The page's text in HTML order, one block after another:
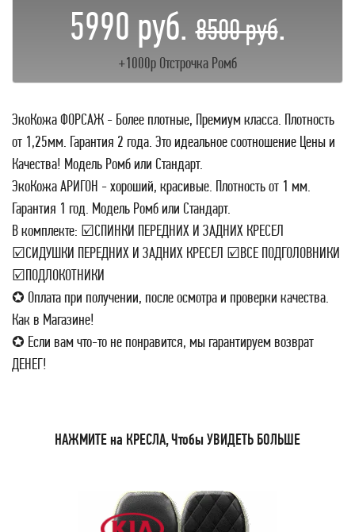
5990 руб.8500 руб.
+1000р Отстрочка Ромб
ЭкоКожа ФОРСАЖ - Более плотные, Премиум класса. Плотность
от 1,25мм. Гарантия 2 года. Это идеальное соотношение Цены и
Качества! Модель Ромб или Стандарт.
ЭкоКожа АРИГОН - хороший, красивые. Плотность от 1 мм.
Гарантия 1 год. Модель Ромб или Стандарт.
В комплекте: ☑СПИНКИ ПЕРЕДНИХ И ЗАДНИХ КРЕСЕЛ
☑СИДУШКИ ПЕРЕДНИХ И ЗАДНИХ КРЕСЕЛ ☑ВСЕ ПОДГОЛОВНИКИ
☑ПОДЛОКОТНИКИ
✪ Оплата при получении, после осмотра и проверки качества.
Как в Магазине!
✪ Если вам что-то не понравится, мы гарантируем возврат
ДЕНЕГ!
НАЖМИТЕ на КРЕСЛА, Чтобы УВИДЕТЬ БОЛЬШЕ